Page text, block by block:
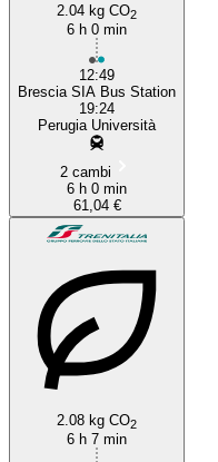
2.04 kg CO2
6 h 0 min
12:49
Brescia SIA Bus Station
19:24
Perugia Università
2 cambi
6 h 0 min
61,04 €
2.08 kg CO2
6 h 7 min